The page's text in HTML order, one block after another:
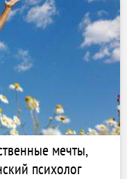
мечты,
психолог